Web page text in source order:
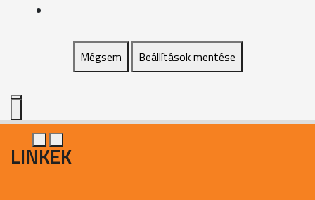
Mégsem Beállítások mentése
LINKEK